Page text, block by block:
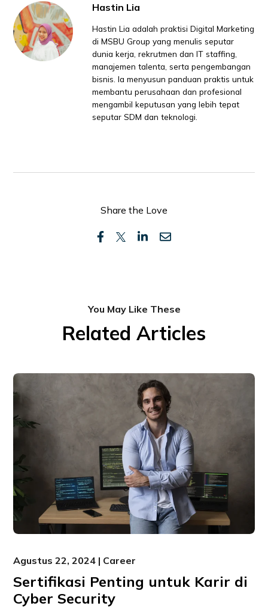
Hastin Lia
Hastin Lia adalah praktisi Digital Marketing
di MSBU Group yang menulis seputar
dunia kerja, rekrutmen dan IT staffing,
manajemen talenta, serta pengembangan
bisnis. Ia menyusun panduan praktis untuk
membantu perusahaan dan profesional
mengambil keputusan yang lebih tepat
seputar SDM dan teknologi.
Share the Love
You May Like These
Related Articles
Agustus 22, 2024 | Career
Sertifikasi Penting untuk Karir di
Cyber Security